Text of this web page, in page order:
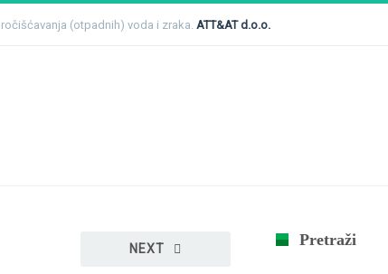
(otpadnih) voda i zraka. ATT&AT d.o.o.
NEXT Pretraži